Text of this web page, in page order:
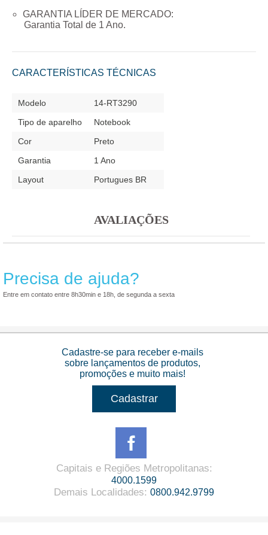
GARANTIA LÍDER DE MERCADO:
Garantia Total de 1 Ano.
CARACTERÍSTICAS TÉCNICAS
Modelo
14-RT3290
Tipo de aparelho
Notebook
Cor
Preto
Garantia
1 Ano
Layout
Portugues BR
AVALIAÇÕES
Precisa de ajuda?
Entre em contato entre 8h30min e 18h, de segunda a sexta
Cadastre-se para receber e-mails
sobre lançamentos de produtos,
promoções e muito mais!
Cadastrar
Capitais e Regiões Metropolitanas:
4000.1599
Demais Localidades: 0800.942.9799